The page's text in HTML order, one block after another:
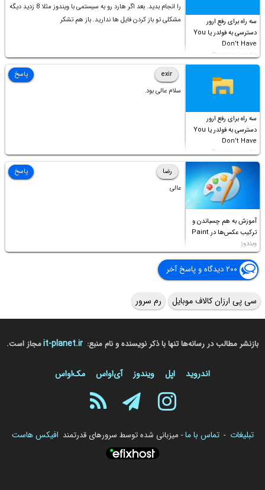
سه راه برای رفع ارور
دسترسی به فولدر یا You
Don’t Have
Permission to
Access this folder
را انجام بدید. بعد اگر هارد رو به سیستمی با ویندوز مثلا 8 زدید دیگه
مشکلی تو باز کردن فایل ها ندارید. باز هم تشکر
سه راه برای رفع ارور
دسترسی به فولدر یا You
Don’t Have
Permission to
Access this folder
exir
سلام عالی بود.
پاسخ
آموزش به هم چسباندن و
ترکیب عکس‌ها در Paint
ویندوز
رضا
عالی
پاسخ
۲۰۰ دیدگاه و پاسخ آخر
سی پی ارزان کالاف موبایل رم سرور
بازنشر مطالب در رسانه‌ها تنها با ذکر نویسنده و نام منبع: it-planet.irمجاز است.
اندروید اپل ویندوز آی‌او‌اس مک‌او‌اس
تبلیغات - تماس با ما- میزبانی شده توسط سرورهای قدرتمند افیکس هاست